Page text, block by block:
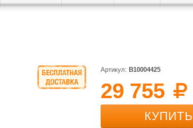
Артикул: B10004425
29 755
КУПИТЬ